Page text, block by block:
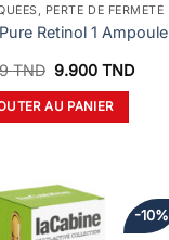
PERTE DE FERMETÉ
Retinol 1 Ampoule
TND Le
initial
était :
9.900TNDLe
AU PANIER
-10%